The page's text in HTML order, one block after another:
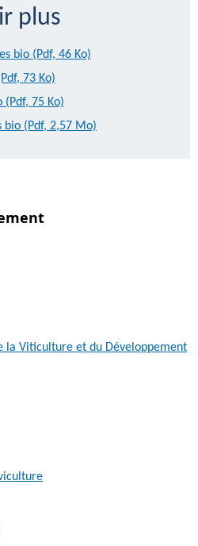
plus
bio (Pdf, 46 Ko)
73 Ko)
75 Ko)
bio (Pdf, 2,57 Mo)
la Viticulture et du Développement